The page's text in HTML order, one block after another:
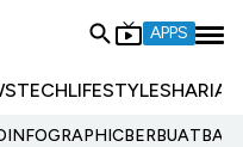
APPS
TECHLIFESTYLESHARIA
INFOGRAPHIC